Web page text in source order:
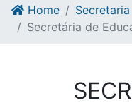
Home
Secretaria
Secretária de